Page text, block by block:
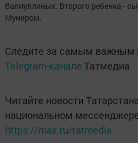
Валиуллиных. Второго ребенка -
Муниром.
Следите за самым важным
Telegram-канале Татмедиа
Читайте новости
национальном
https://max.ru/tatmedia